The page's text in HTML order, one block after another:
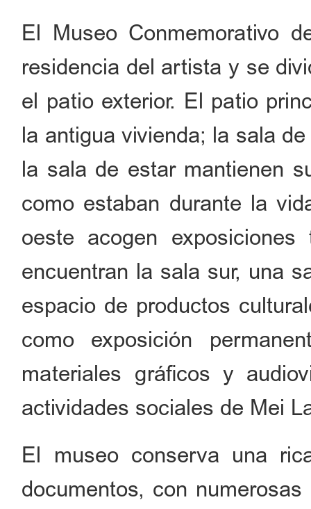
El Museo Conmemorativo
residencia del artista y se
el patio exterior. El patio
la antigua vivienda; la sala
la sala de estar mantienen
como estaban durante la
oeste acogen
encuentran la sala sur, una
espacio de productos
como exposición
materiales gráficos y
actividades sociales de Mei
El museo conserva una
documentos, con